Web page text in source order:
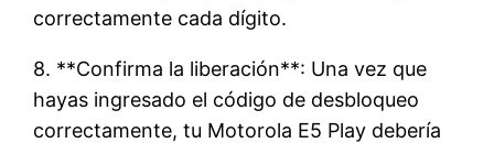
correctamente cada dígito.
8. **Confirma la liberación**: Una vez que
hayas ingresado el código de desbloqueo
correctamente, tu Motorola E5 Play debería